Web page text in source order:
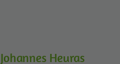
Johannes Heuras